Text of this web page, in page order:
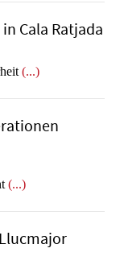
Cala Ratjada
(...)
(...)